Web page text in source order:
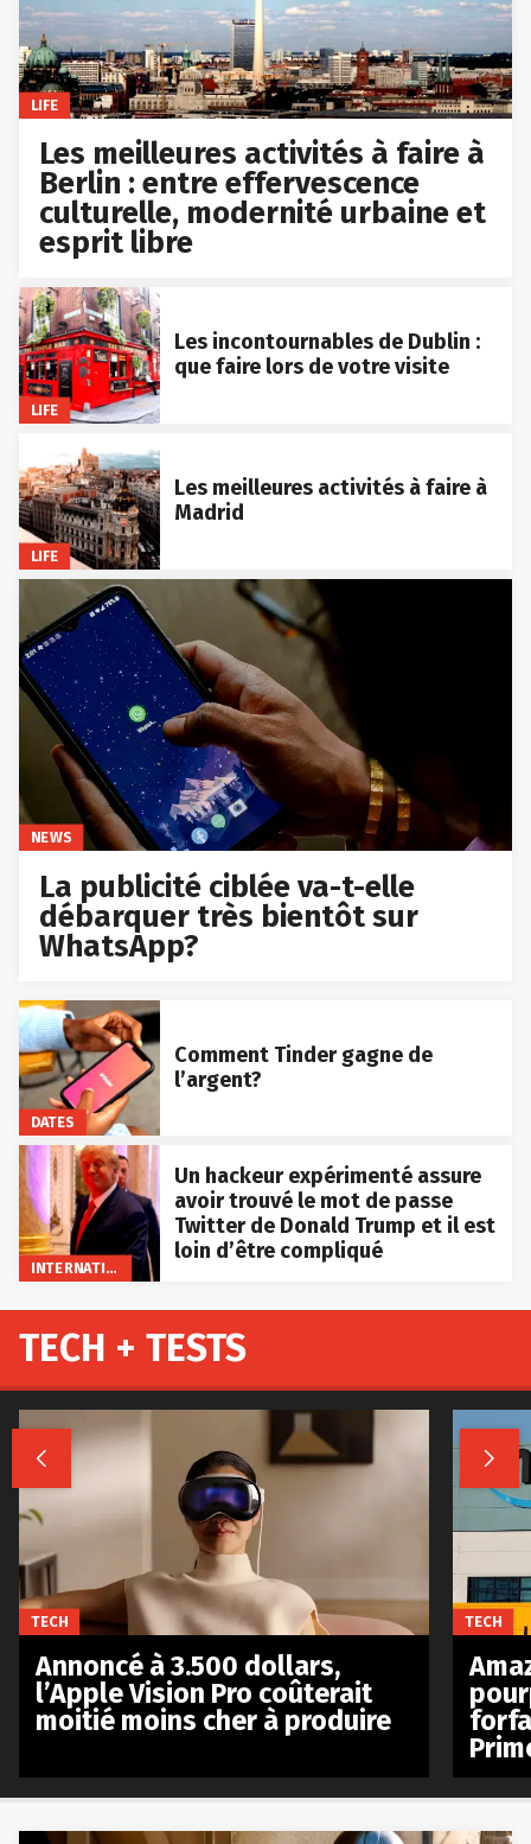
LIFE
Les meilleures activités à faire à
Berlin : entre effervescence
culturelle, modernité urbaine et
esprit libre
LIFE
Les incontournables de Dublin :
que faire lors de votre visite
LIFE
Les meilleures activités à faire à
Madrid
NEWS
La publicité ciblée va-t-elle
débarquer très bientôt sur
WhatsApp?
DATES
Comment Tinder gagne de
l’argent?
INTERNATIONAL
Un hackeur expérimenté assure
avoir trouvé le mot de passe
Twitter de Donald Trump et il est
loin d’être compliqué
TECH + TESTS
 
TECH
Annoncé à 3.500 dollars,
l’Apple Vision Pro coûterait
moitié moins cher à produire
TECH